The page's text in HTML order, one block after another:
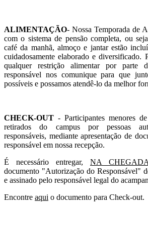
ALIMENTAÇÃO- Nossa Temporada de
com o sistema de pensão completa, ou
café da manhã, almoço e jantar estão
cuidadosamente elaborado e diversificado.
qualquer restrição alimentar por parte
responsável nos comunique para que
possíveis e possamos atendê-lo da melhor
CHECK-OUT - Participantes menores
retirados do campus por pessoas
responsáveis, mediante apresentação de
responsável em nossa recepção.
É necessário entregar, NA
documento "Autorização do Responsável"
e assinado pelo responsável legal do
Encontre aqui o documento para Check-out.